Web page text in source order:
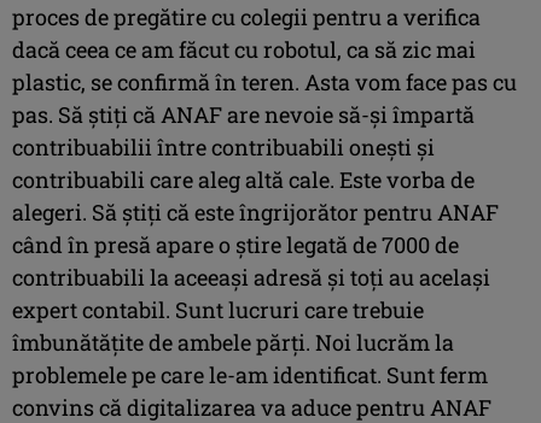
proces de pregătire cu colegii pentru a verifica
dacă ceea ce am făcut cu robotul, ca să zic mai
plastic, se confirmă în teren. Asta vom face pas cu
pas. Să ştiţi că ANAF are nevoie să-şi împartă
contribuabilii între contribuabili oneşti şi
contribuabili care aleg altă cale. Este vorba de
alegeri. Să ştiţi că este îngrijorător pentru ANAF
când în presă apare o ştire legată de 7000 de
contribuabili la aceeaşi adresă şi toţi au acelaşi
expert contabil. Sunt lucruri care trebuie
îmbunătăţite de ambele părţi. Noi lucrăm la
problemele pe care le-am identificat. Sunt ferm
convins că digitalizarea va aduce pentru ANAF